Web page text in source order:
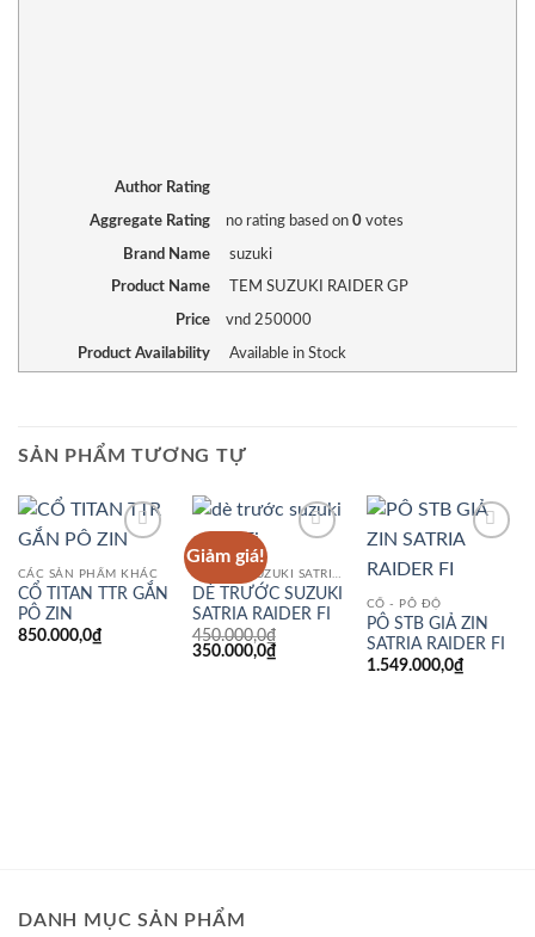
Author Rating
Aggregate Rating no ratingbased on 0votes
Brand Name suzuki
Product Name TEM SUZUKI RAIDER GP
Price vnd 250000
Product Availability Available in Stock
SẢN PHẨM TƯƠNG TỰ
wishlist
CÁC SẢN PHẨM KHÁC
CỔ TITAN TTR GẮN
PÔ ZIN
850.000,0₫
Giảm giá!
wishlistDÀN ÁO SUZUKI SATRIA RAIDER FI
DÈ TRƯỚC SUZUKI
SATRIA RAIDER FI
450.000,0₫
Giá
350.000,0₫Giá
CỔ - PÔ ĐỘ
PÔ STB GIẢ ZIN
SATRIA RAIDER FI
1.549.000,0₫
DANH MỤC SẢN PHẨM